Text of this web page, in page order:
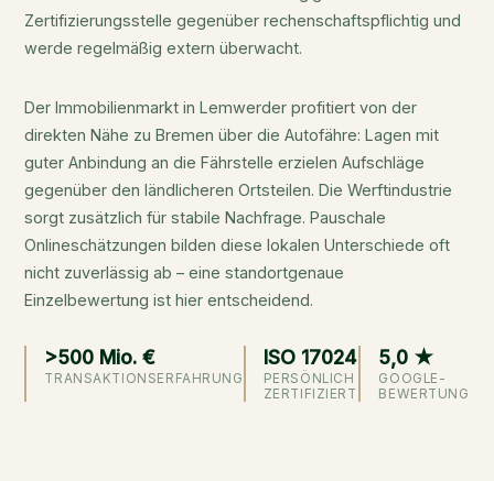
Zertifizierungsstelle gegenüber rechenschaftspflichtig und
werde regelmäßig extern überwacht.
Der Immobilienmarkt in Lemwerder profitiert von der
direkten Nähe zu Bremen über die Autofähre: Lagen mit
guter Anbindung an die Fährstelle erzielen Aufschläge
gegenüber den ländlicheren Ortsteilen. Die Werftindustrie
sorgt zusätzlich für stabile Nachfrage. Pauschale
Onlineschätzungen bilden diese lokalen Unterschiede oft
nicht zuverlässig ab – eine standortgenaue
Einzelbewertung ist hier entscheidend.
>500 Mio. €
TRANSAKTIONSERFAHRUNG
ISO 17024
PERSÖNLICH
ZERTIFIZIERT
5,0 ★
GOOGLE-
BEWERTUNG